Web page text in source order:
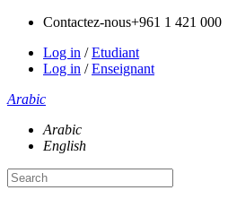
Contactez-nous+961 1 421 000
Log in /Etudiant
Log in /Enseignant
Arabic
Arabic
English